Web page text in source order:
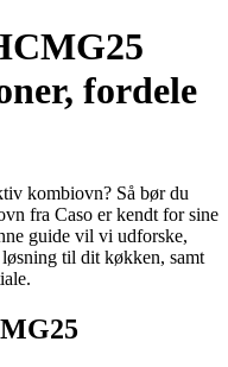
fordele
kombiovn? Så bør du
fra Caso er kendt for sine
guide vil vi udforske,
til dit køkken, samt